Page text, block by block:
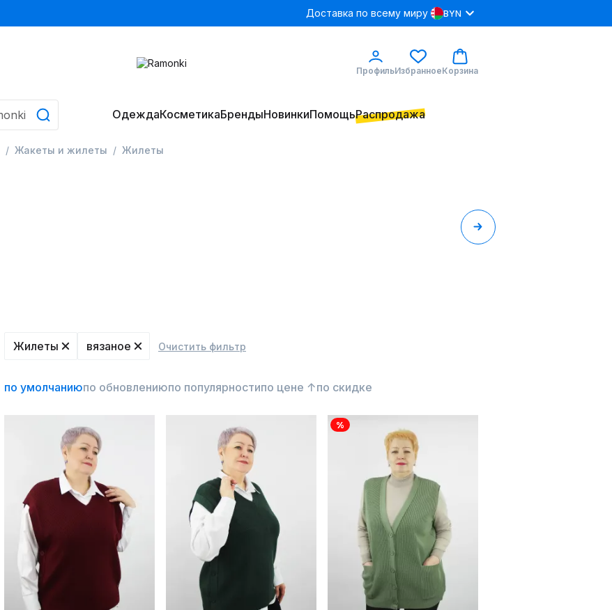
Доставка по всему миру BYN
ПрофильИзбранноеКорзина
ОдеждаКосметикаБрендыНовинкиПомощьРаспродажа
Жакеты и жилеты Жилеты
Жилеты вязаное Очистить фильтр
по умолчаниюпо обновлениюпо популярностипо цене ↑по скидке
%